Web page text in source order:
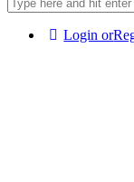
Login or